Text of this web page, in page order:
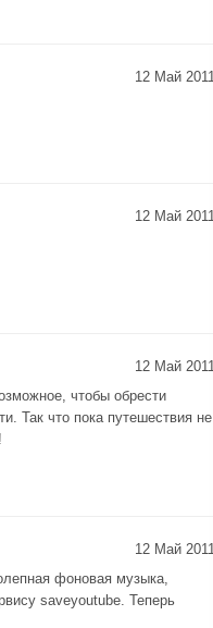
12 Май 2011
12 Май 2011
12 Май 2011
чтобы обрести
Так что пока путешествия не
12 Май 2011
фоновая музыка,
saveyoutube. Теперь